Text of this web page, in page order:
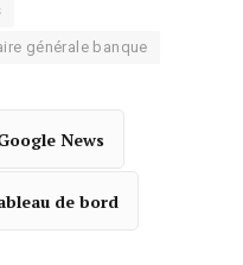
générale banque
News
de bord